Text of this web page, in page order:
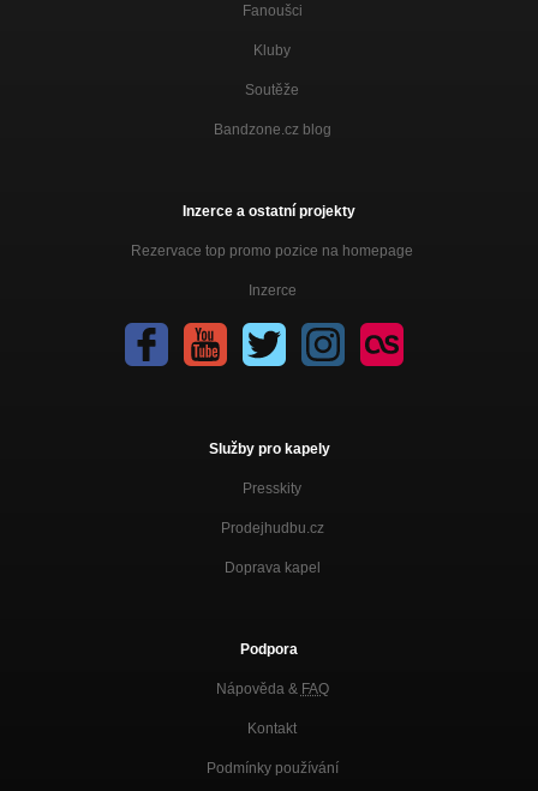
Fanoušci
Kluby
Soutěže
Bandzone.cz blog
Inzerce a ostatní projekty
Rezervace top promo pozice na homepage
Inzerce
Služby pro kapely
Presskity
Prodejhudbu.cz
Doprava kapel
Podpora
Nápověda & FAQ
Kontakt
Podmínky používání